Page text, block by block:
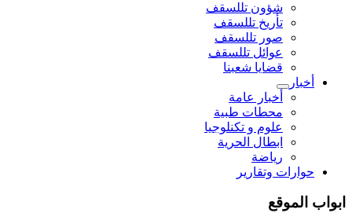
شؤون تللسقف
تأريخ تللسقف
صور تللسقف
عوائل تللسقف
قضايا شعبنا
أخبار
أخبار عامة
محطات طبية
علوم و تکنلوجیا
ابطال الحرية
رياضة
حوارات وتقارير
ابواب الموقع